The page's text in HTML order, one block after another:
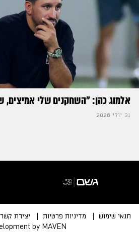
אלמוג כהן: "השחקנים שלי
31 יולי 2026
תנאי שימוש מדיניות פרטיות יצירת קשר
by MAVEN